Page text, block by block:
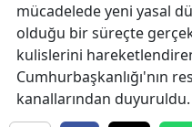
mücadelede yeni yasal
olduğu bir süreçte
kulislerini
Cumhurbaşkanlığı'nın
kanallarından duyuruldu.